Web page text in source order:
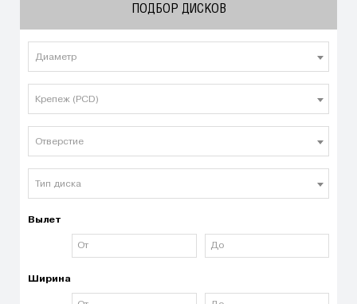
ПОДБОР ДИСКОВ
Диаметр
Крепеж (PCD)
Отверстие
Тип диска
Вылет
Ширина